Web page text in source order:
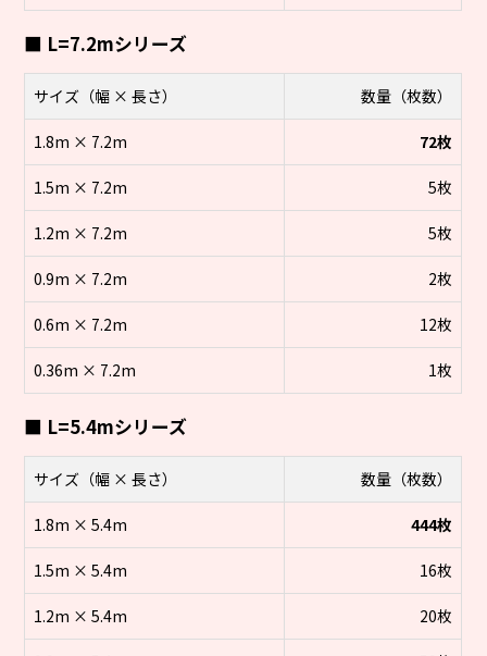
■ L=7.2mシリーズ
サイズ（幅 × 長さ） 数量（枚数）
1.8m × 7.2m 72枚
1.5m × 7.2m 5枚
1.2m × 7.2m 5枚
0.9m × 7.2m 2枚
0.6m × 7.2m 12枚
0.36m × 7.2m 1枚
■ L=5.4mシリーズ
サイズ（幅 × 長さ） 数量（枚数）
1.8m × 5.4m 444枚
1.5m × 5.4m 16枚
1.2m × 5.4m 20枚